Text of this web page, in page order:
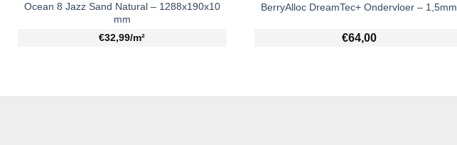
Ocean 8 Jazz Sand Natural – 1288x190x10
mm
€32,99/m²
BerryAlloc DreamTec+ Ondervloer – 1,5mm
€64,00